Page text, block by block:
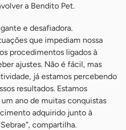
a Bendito Pet.
e desafiadora.
que impediam nossa
procedimentos ligados à
ajustes. Não é fácil, mas
já estamos percebendo
resultados. Estamos
ano de muitas conquistas
adquirido junto à
compartilha.